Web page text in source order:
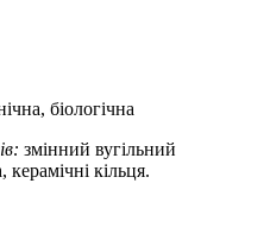
біологічна
змінний вугільний
кільця.